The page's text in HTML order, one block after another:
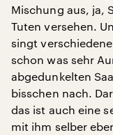
Mischung aus, ja,
Tuten versehen.
singt
schon was sehr
abgedunkelten
bisschen nach.
das ist auch eine
mit ihm selber